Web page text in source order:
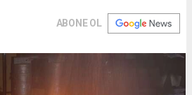
ABONE OL